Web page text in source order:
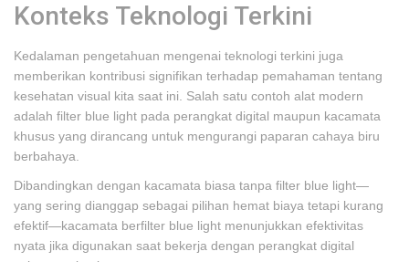
Konteks Teknologi Terkini
Kedalaman pengetahuan mengenai teknologi terkini juga
memberikan kontribusi signifikan terhadap pemahaman tentang
kesehatan visual kita saat ini. Salah satu contoh alat modern
adalah filter blue light pada perangkat digital maupun kacamata
khusus yang dirancang untuk mengurangi paparan cahaya biru
berbahaya.
Dibandingkan dengan kacamata biasa tanpa filter blue light—
yang sering dianggap sebagai pilihan hemat biaya tetapi kurang
efektif—kacamata berfilter blue light menunjukkan efektivitas
nyata jika digunakan saat bekerja dengan perangkat digital